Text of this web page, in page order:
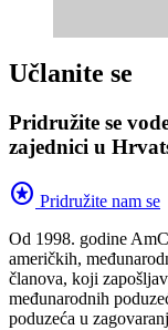
Učlanite se
Pridružite se
zajednici u
stars Pridružite nam se
Od 1998. godine
američkih,
članova, koji
međunarodnih
poduzeća u